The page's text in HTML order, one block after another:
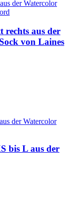
rechts aus der
von Laines
bis L aus der